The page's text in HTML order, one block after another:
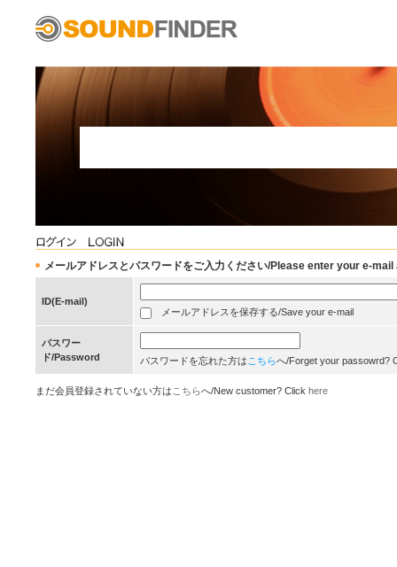
メールアドレスとパスワードをご入力ください/Please enter your e-
ID(E-mail)
メールアドレスを保存する/Save your e-mail
パスワー
ド/Password
パスワードを忘れた方は こちらへ/Forget your passowrd?
まだ会員登録されていない方は こちらへ/New customer? Click here